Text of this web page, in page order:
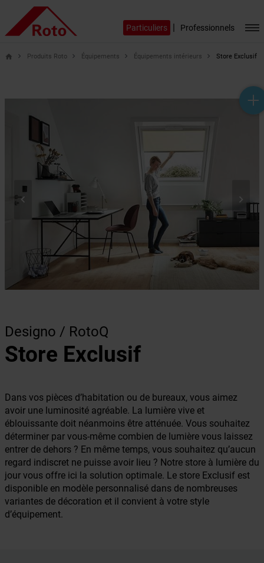
Particuliers | Professionnels
help_outline
headset_mic
mail_outline
home Produits Roto Équipements Équipements intérieurs Store Exclusif
 
Designo / RotoQ
Store Exclusif
Dans vos pièces d’habitation ou de bureaux, vous aimez
avoir une luminosité agréable. La lumière vive et
éblouissante doit néanmoins être atténuée. Vous souhaitez
déterminer par vous-même combien de lumière vous laissez
entrer de dehors ? En même temps, vous souhaitez qu’aucun
regard indiscret ne puisse avoir lieu ? Notre store à lumière du
jour vous offre ici la solution optimale. Le store Exclusif est
disponible en modèle personnalisé dans de nombreuses
variantes de décoration et il convient à votre style
d’équipement.